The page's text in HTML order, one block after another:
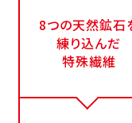
8つの天然鉱石
練り込んだ
特殊繊維